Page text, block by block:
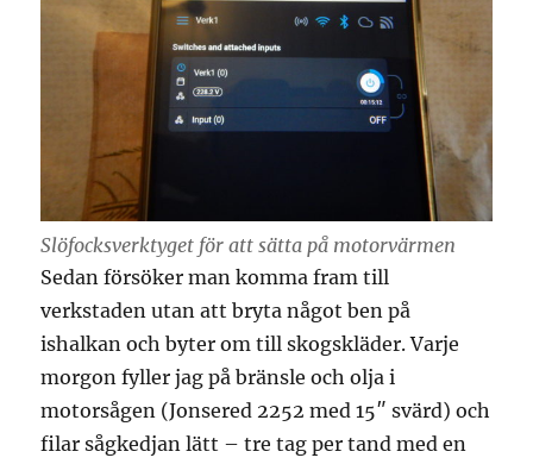
Slöfocksverktyget för att sätta på motorvärmen
Sedan försöker man komma fram till
verkstaden utan att bryta något ben på
ishalkan och byter om till skogskläder. Varje
morgon fyller jag på bränsle och olja i
motorsågen (Jonsered 2252 med 15″ svärd) och
filar sågkedjan lätt – tre tag per tand med en